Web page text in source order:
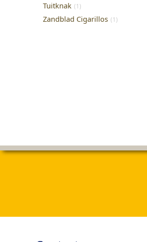
Tuitknak (1)
Zandblad Cigarillos (1)